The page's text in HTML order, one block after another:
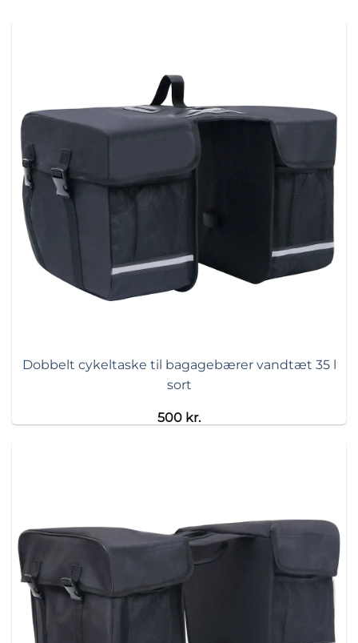
Dobbelt cykeltaske til bagagebærer vandtæt 35 l
sort
500 kr.